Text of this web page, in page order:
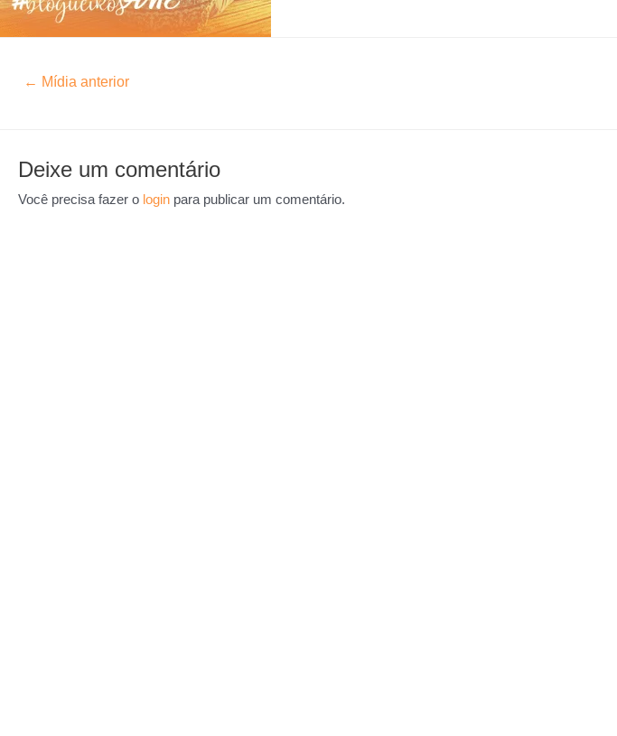
← Mídia anterior
Deixe um comentário
Você precisa fazer o login para publicar um comentário.